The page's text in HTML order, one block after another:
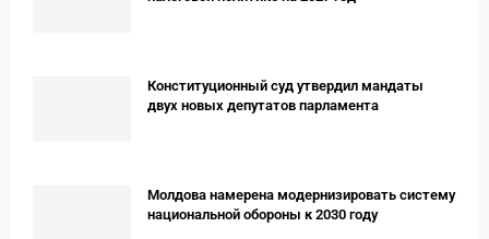
Конституционный суд утвердил мандаты
двух новых депутатов парламента
Молдова намерена модернизировать систему
национальной обороны к 2030 году